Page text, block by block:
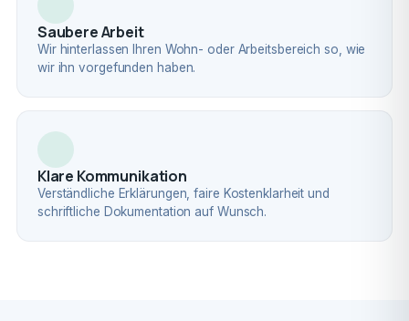
Saubere Arbeit
Wir hinterlassen Ihren Wohn- oder Arbeitsbereich so, wie
wir ihn vorgefunden haben.
Klare Kommunikation
Verständliche Erklärungen, faire Kostenklarheit und
schriftliche Dokumentation auf Wunsch.